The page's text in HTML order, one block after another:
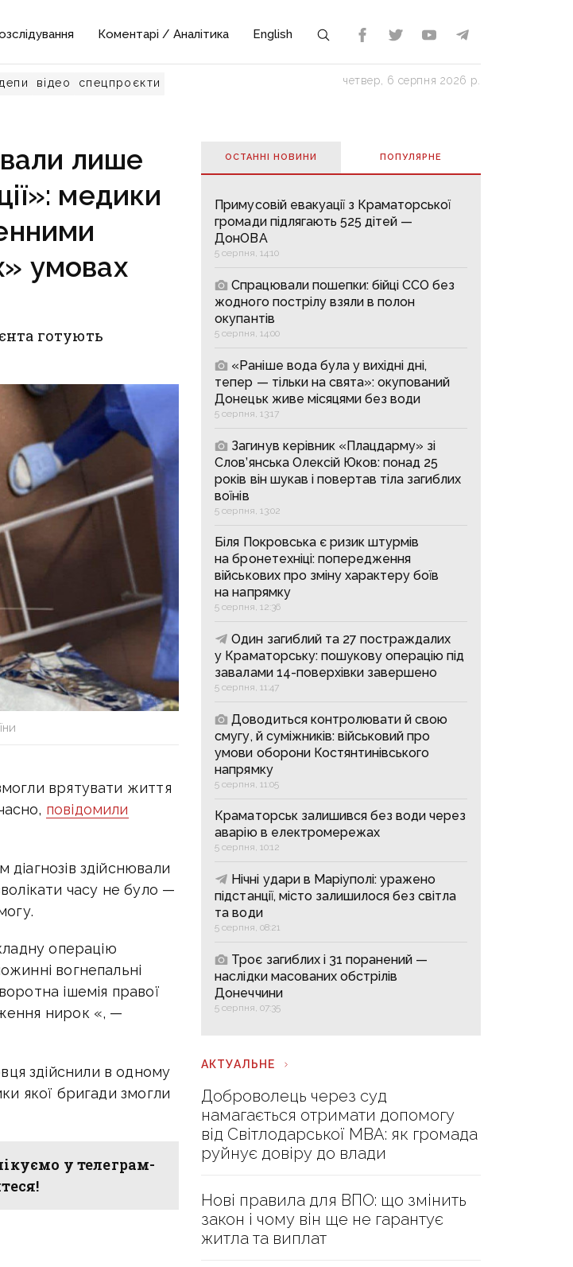
Коментарі / Аналітика English
відео спецпроєкти четвер, 6 серпня 2026 р.
лише
медики
умовах
готують
врятувати життя
повідомили
здійснювали
часу не було —
операцію
вогнепальні
ішемія правої
нирок «, —
здійснили в одному
якої бригади змогли
у телеграм-
ОСТАННІ НОВИНИ ПОПУЛЯРНE
Примусовій евакуації з Краматорської
громади підлягають 525 дітей —
ДонОВА
5 серпня, 14:10
Спрацювали пошепки: бійці ССО без
жодного пострілу взяли в полон
окупантів
5 серпня, 14:00
«Раніше вода була у вихідні дні,
тепер — тільки на свята»: окупований
Донецьк живе місяцями без води
5 серпня, 13:17
Загинув керівник «Плацдарму» зі
Слов’янська Олексій Юков: понад 25
років він шукав і повертав тіла загиблих
воїнів
5 серпня, 13:02
Біля Покровська є ризик штурмів
на бронетехніці: попередження
військових про зміну характеру боїв
на напрямку
5 серпня, 12:36
Один загиблий та 27 постраждалих
у Краматорську: пошукову операцію під
завалами 14-поверхівки завершено
5 серпня, 11:47
Доводиться контролювати й свою
смугу, й суміжників: військовий про
умови оборони Костянтинівського
напрямку
5 серпня, 11:05
Краматорськ залишився без води через
аварію в електромережах
5 серпня, 10:12
Нічні удари в Маріуполі: уражено
підстанції, місто залишилося без світла
та води
5 серпня, 08:21
Троє загиблих і 31 поранений —
наслідки масованих обстрілів
Донеччини
5 серпня, 07:35
АКТУАЛЬНЕ
Доброволець через суд
намагається отримати допомогу
від Світлодарської МВА: як громада
руйнує довіру до влади
Нові правила для ВПО: що змінить
закон і чому він ще не гарантує
житла та виплат